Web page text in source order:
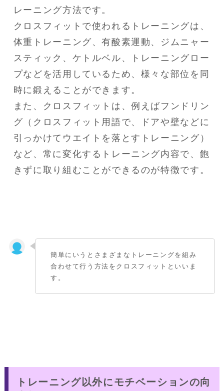
レーニング方法です。
クロスフィットで使われるトレーニングは、
体重トレーニング、有酸素運動、ジムニャー
スティック、ケトルベル、トレーニングロー
プなどを活用しているため、様々な部位を同
時に鍛えることができます。
また、クロスフィットは、例えばフンドリン
グ（クロスフィット用語で、ドアや壁などに
引っかけてウエイトを落とすトレーニング）
など、常に変化するトレーニング内容で、飽
きずに取り組むことができるのが特徴です。
簡単にいうとさまざまなトレーニングを組み
合わせて行う方法をクロスフィットといいま
す。
トレーニング以外にモチベーションの向